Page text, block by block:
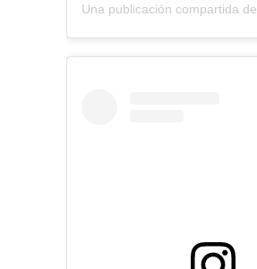
Una publicación compartida de